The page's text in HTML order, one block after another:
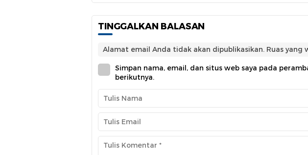
TINGGALKAN BALASAN
Alamat email Anda tidak akan dipublikasikan. Ruas yang
Simpan nama, email, dan situs web saya pada
berikutnya.